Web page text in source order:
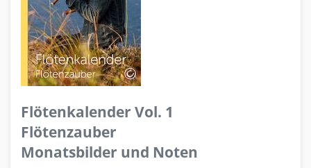
Flötenkalender Vol. 1
Flötenzauber
Monatsbilder und Noten